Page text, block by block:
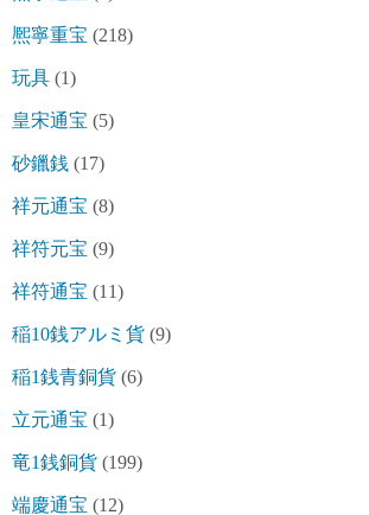
熈寧重宝 (218)
玩具 (1)
皇宋通宝 (5)
砂鑞銭 (17)
祥元通宝 (8)
祥符元宝 (9)
祥符通宝 (11)
稲10銭アルミ貨 (9)
稲1銭青銅貨 (6)
立元通宝 (1)
竜1銭銅貨 (199)
端慶通宝 (12)